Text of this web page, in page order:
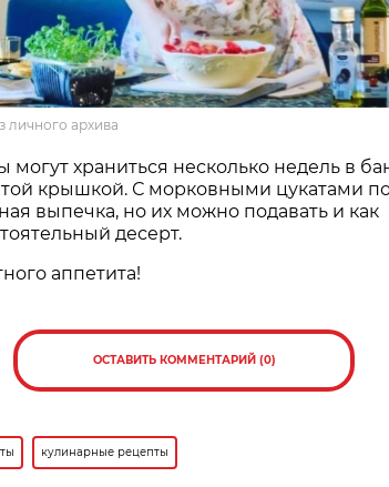
личного архива
могут храниться несколько недель в
крышкой. С морковными цукатами
выпечка, но их можно подавать и как
десерт.
аппетита!
ОСТАВИТЬ КОММЕНТАРИЙ (0)
кулинарные рецепты